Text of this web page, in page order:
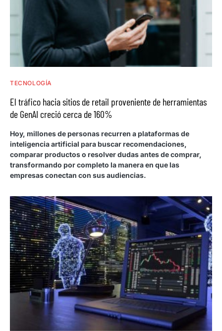
TECNOLOGÍA
El tráfico hacia sitios de retail proveniente de herramientas
de GenAI creció cerca de 160%
Hoy, millones de personas recurren a plataformas de
inteligencia artificial para buscar recomendaciones,
comparar productos o resolver dudas antes de comprar,
transformando por completo la manera en que las
empresas conectan con sus audiencias.